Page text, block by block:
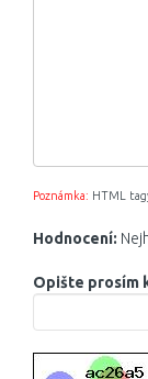
Poznámka: HTML
Hodnocení:
Opište prosím